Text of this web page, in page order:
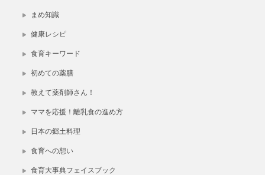
まめ知識
健康レシピ
食育キーワード
初めての薬膳
教えて薬剤師さん！
ママを応援！離乳食の進め方
日本の郷土料理
食育への想い
食育大事典フェイスブック